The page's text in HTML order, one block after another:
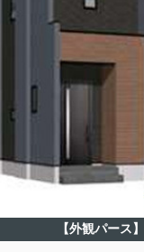
【外観パース】